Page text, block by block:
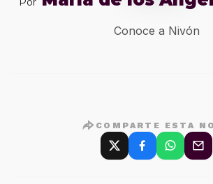
Conoce a Nivón
COMPARTE ESTA